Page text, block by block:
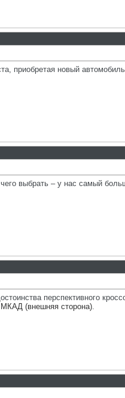
приобретая новый
выбрать – у нас самый
перспективного
(внешняя сторона).